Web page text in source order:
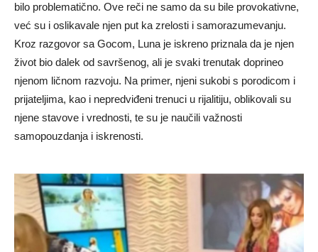
bilo problematično. Ove reči ne samo da su bile provokativne,
već su i oslikavale njen put ka zrelosti i samorazumevanju.
Kroz razgovor sa Gocom, Luna je iskreno priznala da je njen
život bio dalek od savršenog, ali je svaki trenutak doprineo
njenom ličnom razvoju. Na primer, njeni sukobi s porodicom i
prijateljima, kao i nepredviđeni trenuci u rijalitiju, oblikovali su
njene stavove i vrednosti, te su je naučili važnosti
samopouzdanja i iskrenosti.